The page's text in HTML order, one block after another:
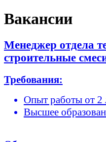
Вакансии
Менеджер отдела
строительные
Требования:
Опыт работы от 2
Высшее